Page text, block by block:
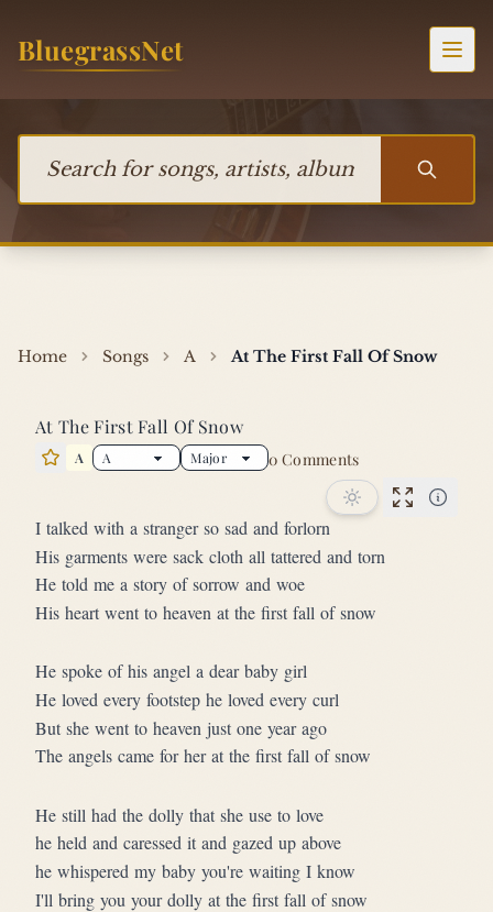
BluegrassNet
Home Songs A At The First Fall Of Snow
At The First Fall Of Snow
Star this song
A 0 Comments
I talked with a stranger so sad and forlorn
His garments were sack cloth all tattered and torn
He told me a story of sorrow and woe
His heart went to heaven at the first fall of snow
He spoke of his angel a dear baby girl
He loved every footstep he loved every curl
But she went to heaven just one year ago
The angels came for her at the first fall of snow
He still had the dolly that she use to love
he held and caressed it and gazed up above
he whispered my baby you're waiting I know
I'll bring you your dolly at the first fall of snow